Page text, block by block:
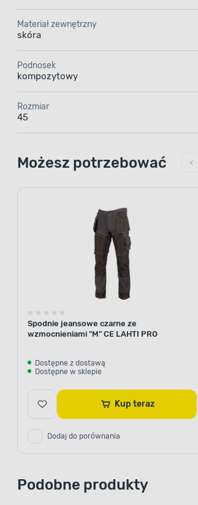
Materiał zewnętrzny
skóra
Podnosek
kompozytowy
Rozmiar
45
Możesz potrzebować
Spodnie jeansowe czarne ze
wzmocnieniami "M" CE LAHTI PRO
Dostępne z dostawą
Dostępne w sklepie
Kup teraz
Dodaj do porównania
Podobne produkty